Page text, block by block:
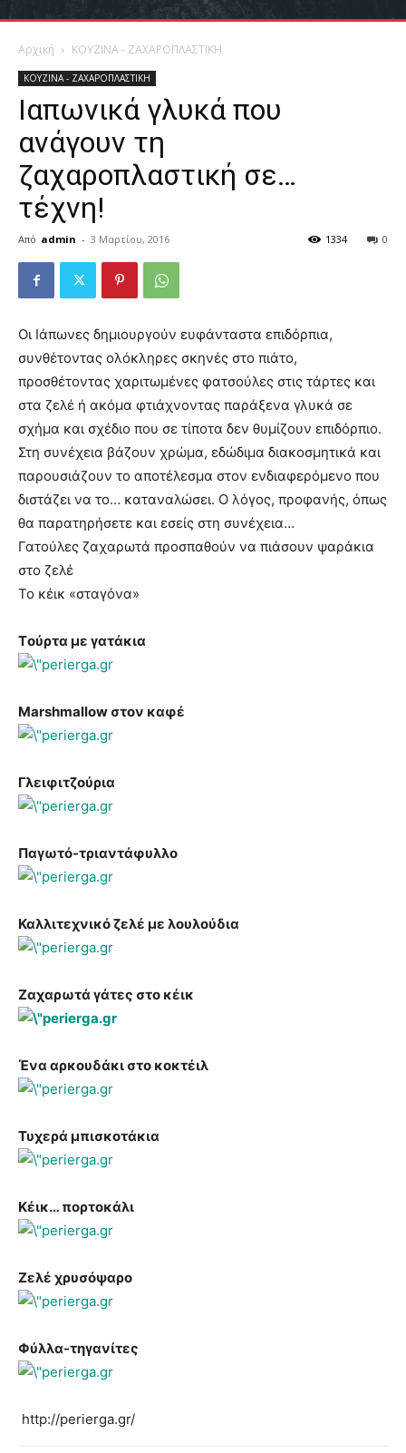
Αρχική ΚΟΥΖΙΝΑ - ΖΑΧΑΡΟΠΛΑΣΤΙΚΗ
ΚΟΥΖΙΝΑ - ΖΑΧΑΡΟΠΛΑΣΤΙΚΗ
Ιαπωνικά γλυκά που
ανάγουν τη
ζαχαροπλαστική σε…
τέχνη!
Από admin - 3 Μαρτίου, 2016 0
1334
Οι Ιάπωνες δημιουργούν ευφάνταστα επιδόρπια,
συνθέτοντας ολόκληρες σκηνές στο πιάτο,
προσθέτοντας χαριτωμένες φατσούλες στις τάρτες και
στα ζελέ ή ακόμα φτιάχνοντας παράξενα γλυκά σε
σχήμα και σχέδιο που σε τίποτα δεν θυμίζουν επιδόρπιο.
Στη συνέχεια βάζουν χρώμα, εδώδιμα διακοσμητικά και
παρουσιάζουν το αποτέλεσμα στον ενδιαφερόμενο που
διστάζει να το… καταναλώσει. Ο λόγος, προφανής, όπως
θα παρατηρήσετε και εσείς στη συνέχεια…
Γατούλες ζαχαρωτά προσπαθούν να πιάσουν ψαράκια
στο ζελέ
Το κέικ «σταγόνα»
Tούρτα με γατάκια
Marshmallow στον καφέ
Γλειφιτζούρια
Παγωτό-τριαντάφυλλο
Καλλιτεχνικό ζελέ με λουλούδια
Ζαχαρωτά γάτες στο κέικ
Ένα αρκουδάκι στο κοκτέιλ
Τυχερά μπισκοτάκια
Κέικ… πορτοκάλι
Ζελέ χρυσόψαρο
Φύλλα-τηγανίτες
http://perierga.gr/